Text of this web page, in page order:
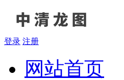
登录 注册
网站首页